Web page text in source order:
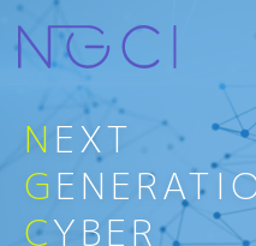
Skip
to
HOME
研究・教育
RESEARCH
活動拠点
ACCESS 新
報道発表
PRESS RELEASE
NEXT
G
CYBER